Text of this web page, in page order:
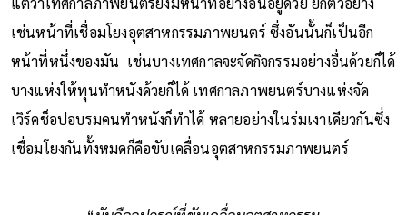
เช่นหน้าที่เชื่อมโยงอุตสาหกรรมภาพยนตร์ ซึ่งอันนั้นก็เป็นอีก
หน้าที่หนึ่งของมัน เช่นบางเทศกาลจะจัดกิจกรรมอย่างอื่นด้วยก็ได้
บางแห่งให้ทุนทําหนังด้วยก็ได้ เทศกาลภาพยนตร์บางแห่งจัด
เวิร์คช็อปอบรมคนทําหนังก็ทําได้ หลายอย่างในร่มเงาเดียวกันซึ่ง
เชื่อมโยงกันทั้งหมดก็คือขับเคลื่อนอุตสาหกรรมภาพยนตร์